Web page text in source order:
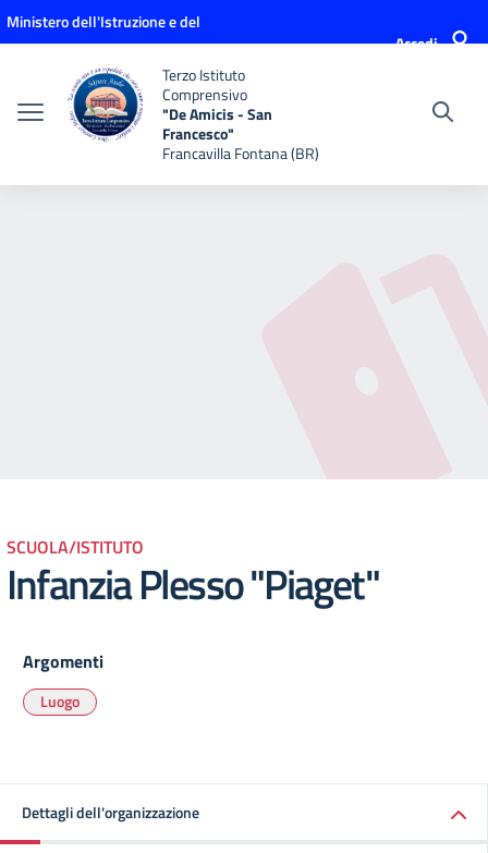
Vai ai contenuti
Vai al menu di navigazione
Vai al footer
Ministero dell'Istruzione e del
Accedi
Terzo Istituto
Comprensivo
"De Amicis - San
Francesco"
Francavilla Fontana (BR)
SCUOLA/ISTITUTO
Infanzia Plesso "Piaget"
Argomenti
Luogo
Dettagli dell'organizzazione